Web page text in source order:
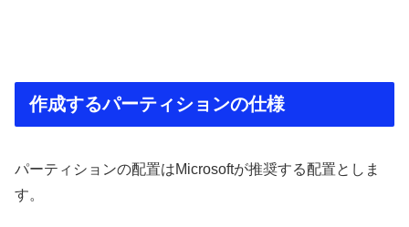
作成するパーティションの仕様
パーティションの配置はMicrosoftが推奨する配置としま
す。